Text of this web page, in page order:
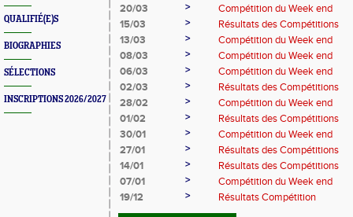
QUALIFIÉ(E)S
BIOGRAPHIES
SÉLECTIONS
INSCRIPTIONS 2026/2027
20/03
>
Compétition du Week end
15/03
>
Résultats des Compétitions
13/03
>
Compétition du Week end
08/03
>
Compétition du Week end
06/03
>
Compétition du Week end
02/03
>
Résultats des Compétitions
28/02
>
Compétition du Week end
01/02
>
Résultats des Compétitions
30/01
>
Compétition du Week end
27/01
>
Résultats des Compétitions
14/01
>
Résultats des Compétitions
07/01
>
Compétition du Week end
19/12
> Résultats Compétition